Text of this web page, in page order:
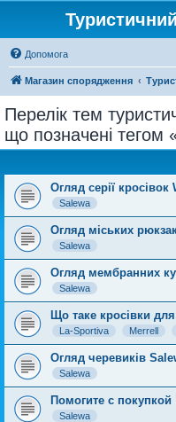
Допомога
Магазин спорядження
Перелік тем
що позначені тегом
Огляд серії
Salewa
Огляд міських
Salewa
Огляд мембранних
Salewa
Що таке кросівки для
La-Sportiva Merrell
Огляд черевиків
Salewa
Помогите с покупкой
Salewa